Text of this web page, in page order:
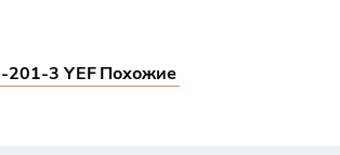
3 YEFПохожие